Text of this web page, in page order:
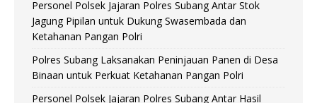
Personel Polsek Jajaran Polres Subang Antar Stok
Jagung Pipilan untuk Dukung Swasembada dan
Ketahanan Pangan Polri
Polres Subang Laksanakan Peninjauan Panen di Desa
Binaan untuk Perkuat Ketahanan Pangan Polri
Personel Polsek Jajaran Polres Subang Antar Hasil